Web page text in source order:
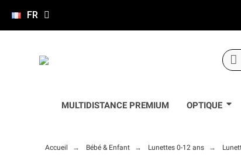
FR
MULTIDISTANCE PREMIUM OPTIQUE
Accueil Bébé & Enfant Lunettes 0-12 ans